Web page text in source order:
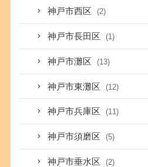
神戸市西区 (2)
神戸市長田区 (1)
神戸市灘区 (13)
神戸市東灘区 (12)
神戸市兵庫区 (11)
神戸市須磨区 (5)
神戸市垂水区 (2)